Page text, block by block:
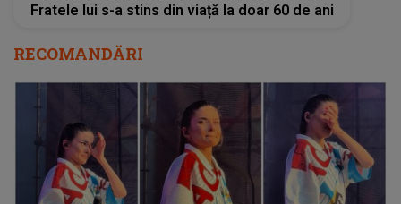
Fratele lui s-a stins din viață la doar 60 de ani
RECOMANDĂRI